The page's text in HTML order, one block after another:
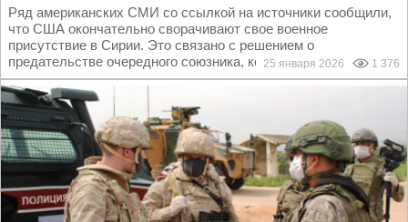
Ряд американских СМИ со ссылкой на источники сообщили,
что США окончательно сворачивают свое военное
присутствие в Сирии. Это связано с решением о
предательстве очередного союзника, которое приняли в...
25 января 2026 1 376